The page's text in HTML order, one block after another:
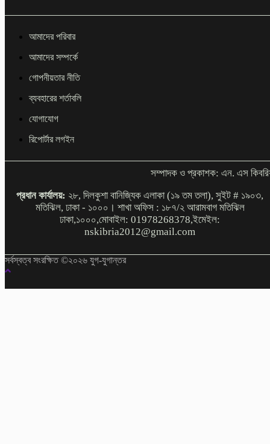
আমাদের পরিবার
আমাদের সম্পর্কে
গোপনীয়তার নীতি
ব্যবহারের শর্তাবলি
যোগাযোগ
রিপোর্টার লগইন
সম্পাদক ও প্রকাশক: এন. এস
প্রধান কার্যালয়: ২৮, দিলকুশা বানিজ্যিক এলাকা (১৯ তম তলা), সুইট # ১৯০৩,
মতিঝিল, ঢাকা - ১০০০। শাখা অফিস : ১৮৭/২ আরামবাগ মতিঝিল
ঢাকা,১০০০,মোবাইল: 01978268378,ইমেইল:
nskibria2012@gmail.com
সর্বস্বত্ব সংরক্ষিত ©২০২৬ যুগ-যুগান্তর